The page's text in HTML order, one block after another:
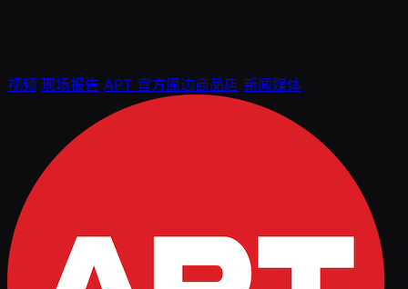
视频 现场报告 APT 官方周边商品店 新闻媒体